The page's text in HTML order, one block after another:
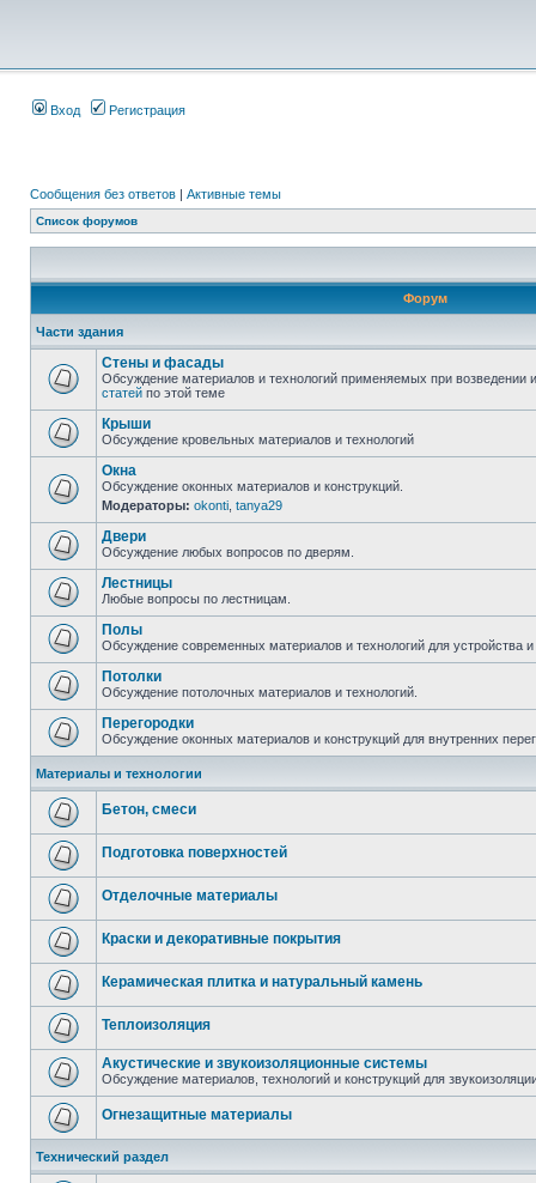
Вход Регистрация
Сообщения без ответов | Активные темы
Список форумов
Форум
Части здания
Стены и фасады
Обсуждение материалов и технологий применяемых при возведении
статей по этой теме
Крыши
Обсуждение кровельных материалов и технологий
Окна
Обсуждение оконных материалов и конструкций.
Модераторы: okonti tanya29
Двери
Обсуждение любых вопросов по дверям.
Лестницы
Любые вопросы по лестницам.
Полы
Обсуждение современных материалов и технологий для устройства
Потолки
Обсуждение потолочных материалов и технологий.
Перегородки
Обсуждение оконных материалов и конструкций для внутренних
Материалы и технологии
Бетон, смеси
Подготовка поверхностей
Отделочные материалы
Краски и декоративные покрытия
Керамическая плитка и натуральный камень
Теплоизоляция
Акустические и звукоизоляционные системы
Обсуждение материалов, технологий и конструкций для
Огнезащитные материалы
Технический раздел